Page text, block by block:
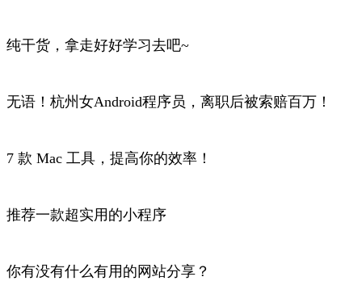
纯干货，拿走好好学习去吧~
无语！杭州女Android程序员，离职后被索赔百万！
7 款 Mac 工具，提高你的效率！
推荐一款超实用的小程序
你有没有什么有用的网站分享？